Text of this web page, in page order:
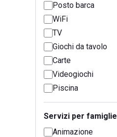
Posto barca
WiFi
TV
Giochi da tavolo
Carte
Videogiochi
Piscina
Servizi per famiglie
Animazione